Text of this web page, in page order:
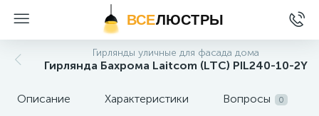
ВСЕЛЮСТРЫ
Гирлянды уличные для фасада дома
Гирлянда Бахрома Laitcom (LTC) PIL240-10-2Y
Описание Характеристики Вопросы 0